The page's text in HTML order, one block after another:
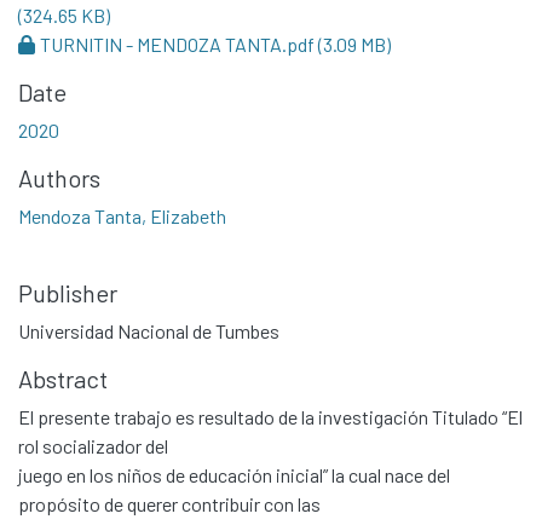
(324.65 KB)
TURNITIN - MENDOZA TANTA.pdf(3.09 MB)
Date
2020
Authors
Mendoza Tanta, Elizabeth
Publisher
Universidad Nacional de Tumbes
Abstract
El presente trabajo es resultado de la investigación Titulado “El
rol socializador del
juego en los niños de educación inicial” la cual nace del
propósito de querer contribuir con las